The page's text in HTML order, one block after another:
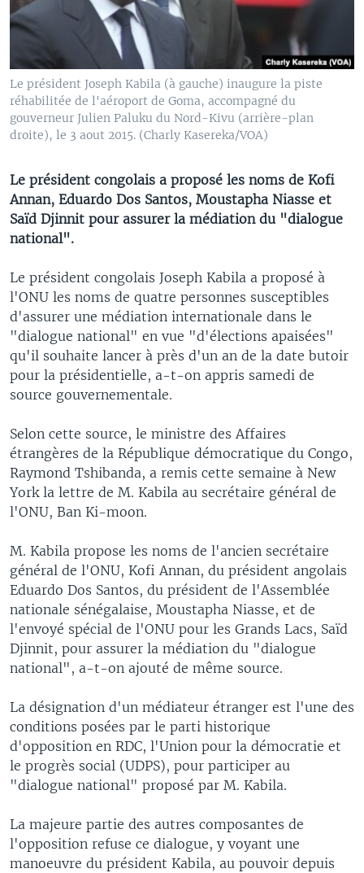
Le président Joseph Kabila (à gauche) inaugure la piste
réhabilitée de l'aéroport de Goma, accompagné du
gouverneur Julien Paluku du Nord-Kivu (arrière-plan
droite), le 3 aout 2015. (Charly Kasereka/VOA)
Le président congolais a proposé les noms de Kofi
Annan, Eduardo Dos Santos, Moustapha Niasse et
Saïd Djinnit pour assurer la médiation du "dialogue
national".
Le président congolais Joseph Kabila a proposé à
l'ONU les noms de quatre personnes susceptibles
d'assurer une médiation internationale dans le
"dialogue national" en vue "d'élections apaisées"
qu'il souhaite lancer à près d'un an de la date butoir
pour la présidentielle, a-t-on appris samedi de
source gouvernementale.
Selon cette source, le ministre des Affaires
étrangères de la République démocratique du Congo,
Raymond Tshibanda, a remis cette semaine à New
York la lettre de M. Kabila au secrétaire général de
l'ONU, Ban Ki-moon.
M. Kabila propose les noms de l'ancien secrétaire
général de l'ONU, Kofi Annan, du président angolais
Eduardo Dos Santos, du président de l'Assemblée
nationale sénégalaise, Moustapha Niasse, et de
l'envoyé spécial de l'ONU pour les Grands Lacs, Saïd
Djinnit, pour assurer la médiation du "dialogue
national", a-t-on ajouté de même source.
La désignation d'un médiateur étranger est l'une des
conditions posées par le parti historique
d'opposition en RDC, l'Union pour la démocratie et
le progrès social (UDPS), pour participer au
"dialogue national" proposé par M. Kabila.
La majeure partie des autres composantes de
l'opposition refuse ce dialogue, y voyant une
manoeuvre du président Kabila, au pouvoir depuis